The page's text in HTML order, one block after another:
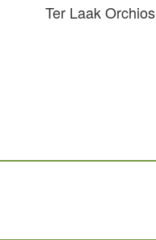
Ter Laak Orchios